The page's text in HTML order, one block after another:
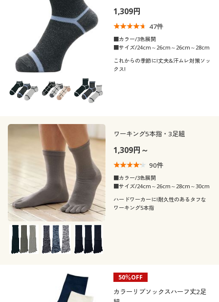
ご利用ガイド
よくある質問とお問い合わせ
ナイロン
ウール リネン・麻
機能・特徴
ウォッシャブル(洗
える)
抗菌防臭
吸汗速乾
シーン
スポーツ
オフィス
テイスト
カジュアル
着用感
20代
30代 40代
50代
シーズン
春
冬
解除する
1,309円
47件
■カラー/3色展開
■サイズ/24cm～26cm～26cm～28cm
これからの季節に!丈夫&汗ムレ対策ソッ
クス!
ワーキング5本指・3足組
1,309円～
90件
■カラー/3色展開
■サイズ/24cm～26cm～28cm～30cm
ハードワーカーに!耐久性のあるタフな
ワーキング5本指
50％OFF
カラーリブソックスハーフ丈2足